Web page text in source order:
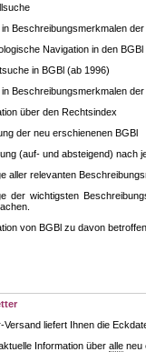
Beschreibungsmerkmalen
Navigation in den BGBl
in BGBl (ab 1996)
Beschreibungsmerkmalen
über den Rechtsindex
der neu erschienenen BGBl
(auf- und absteigend) nach
aller relevanten
der wichtigsten
von BGBl zu davon
Versand liefert Ihnen die
Information über alle neu